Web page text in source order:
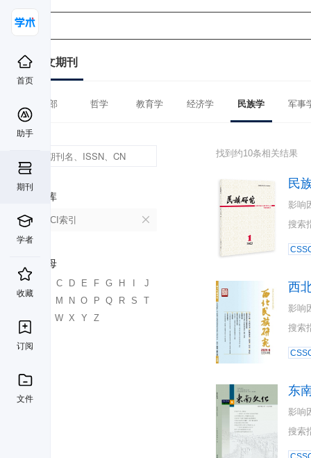
首页
助手
期刊
学者
收藏
订阅
文件
中文期刊
全部 哲学 教育学 经济学 民族学 军事
数据库
CSSCI索引
首字母
C D E F G H
J
K
M N O P Q R S
T
W X Y Z
找到约10条相关结果
民
影响
搜索
西
影响
搜索
东
影响
搜索